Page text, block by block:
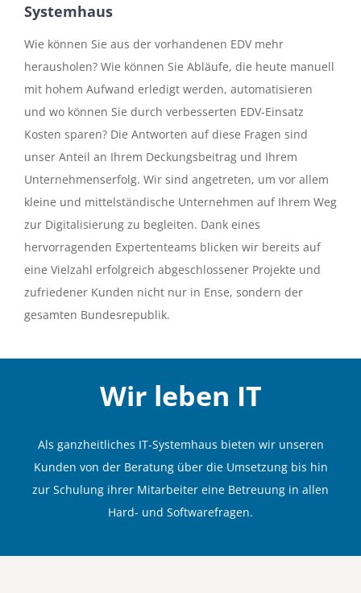
Systemhaus
Wie können Sie aus der vorhandenen EDV mehr
herausholen? Wie können Sie Abläufe, die heute manuell
mit hohem Aufwand erledigt werden, automatisieren
und wo können Sie durch verbesserten EDV-Einsatz
Kosten sparen? Die Antworten auf diese Fragen sind
unser Anteil an Ihrem Deckungsbeitrag und Ihrem
Unternehmenserfolg. Wir sind angetreten, um vor allem
kleine und mittelständische Unternehmen auf Ihrem Weg
zur Digitalisierung zu begleiten. Dank eines
hervorragenden Expertenteams blicken wir bereits auf
eine Vielzahl erfolgreich abgeschlossener Projekte und
zufriedener Kunden nicht nur in Ense, sondern der
gesamten Bundesrepublik.
Wir leben IT
Als ganzheitliches IT-Systemhaus bieten wir unseren
Kunden von der Beratung über die Umsetzung bis hin
zur Schulung ihrer Mitarbeiter eine Betreuung in allen
Hard- und Softwarefragen.